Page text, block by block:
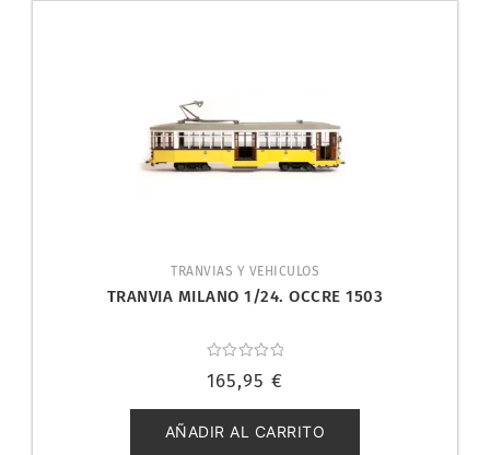
TRANVIAS Y VEHICULOS
TRANVIA MILANO 1/24. OCCRE 1503
con
de
5
165,95 €
AÑADIR AL CARRITO